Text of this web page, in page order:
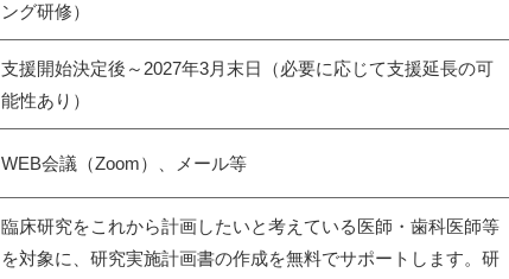
ング研修）
支援開始決定後～2027年3月末日（必要に応じて支援延長の可
能性あり）
WEB会議（Zoom）、メール等
臨床研究をこれから計画したいと考えている医師・歯科医師等
を対象に、研究実施計画書の作成を無料でサポートします。研